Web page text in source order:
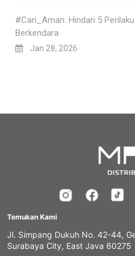
#Cari_Aman: Hindari 5
Berkendara
Jan 28, 2026
Temukan Kami
Jl. Simpang Dukuh No. 42-44,
Surabaya City, East Java 60275